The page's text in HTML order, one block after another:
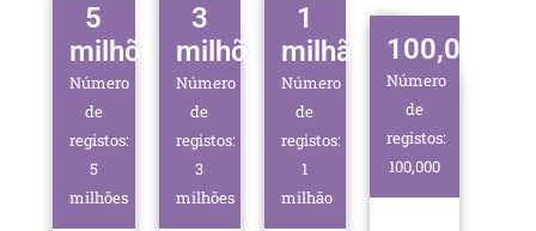
5
milhões
Número
de
registos:
5
milhões
3
milhões
Número
de
registos:
3
milhões
1
milhão
Número
de
registos:
1
milhão
100,000
Número
de
registos:
100,000